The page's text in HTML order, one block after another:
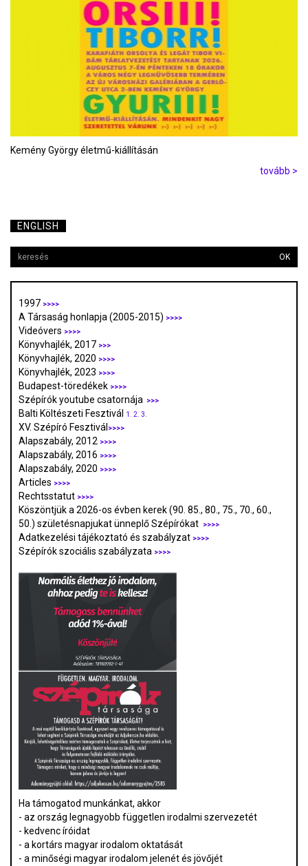
Kemény György életmű-kiállításán
tovább >
ENGLISH
OK
1997 >>>>
A Társaság honlapja (2005-2015) >>>>
Videóvers >>>>
Könyvhajlék, 2017 >>>
Könyvhajlék, 2020 >>>>
Könyvhajlék, 2023 >>>>
Budapest-töredékek >>>>
Szépírók youtube csatornája >>>
Balti Költészeti Fesztivál 1. 2. 3.
XV. Szépíró Fesztivál >>>>
Alapszabály, 2012 >>>>
Alapszabály, 2016 >>>>
Alapszabály, 2020 >>>>
Articles >>>>
Rechtsstatut >>>>
Köszöntjük a 2026-os évben kerek (90. 85., 80., 75., 70., 60.,
50.) születésnapjukat ünneplő Szépírókat
>>>>
Adatkezelési tájékoztató és szabályzat >>>>
Szépírók szociális szabályzata >>>>
Ha támogatod munkánkat, akkor
- az ország legnagyobb független irodalmi szervezetét
- kedvenc íróidat
- a kortárs magyar irodalom oktatását
- a minőségi magyar irodalom jelenét és jövőjét